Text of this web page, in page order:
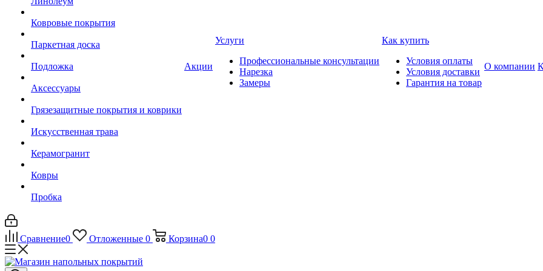
Ковровые покрытия
Паркетная доска
Подложка
Аксессуары
Грязезащитные покрытия и коврики
Искусственная трава
Керамогранит
Ковры
Пробка
Акции
Услуги
Профессиональные консультации
Нарезка
Замеры
Как купить
Условия оплаты
Условия доставки
Гарантия на товар
О компании
Сравнение0 Отложенные 0 Корзина0 0